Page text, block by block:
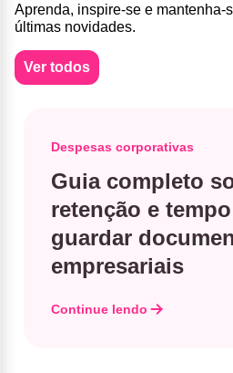
Aprenda, inspire-se e mantenha-
últimas novidades.
Ver todos
Despesas corporativas
Guia completo
retenção e
guardar
empresariais
Continue lendo